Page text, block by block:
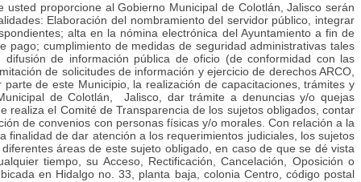
proporcione al Gobierno Municipal de Colotlán, Jalisco serán
Elaboración del nombramiento del servidor público, integrar
alta en la nómina electrónica del Ayuntamiento a fin de
cumplimiento de medidas de seguridad administrativas tales
de información pública de oficio (de conformidad con las
de solicitudes de información y ejercicio de derechos ARCO,
de este Municipio, la realización de capacitaciones, trámites y
de Colotlán, Jalisco, dar trámite a denuncias y/o quejas
realiza el Comité de Transparencia de los sujetos obligados, contar
de convenios con personas físicas y/o morales. Con relación a la
de dar atención a los requerimientos judiciales, los sujetos
áreas de este sujeto obligado, en caso de que se dé vista
tiempo, su Acceso, Rectificación, Cancelación, Oposición o
en Hidalgo no. 33, planta baja, colonia Centro, código postal